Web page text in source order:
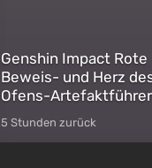
Genshin Impact Rote
Beweis- und Herz
Ofens-Artefaktführer
5 Stunden zurück